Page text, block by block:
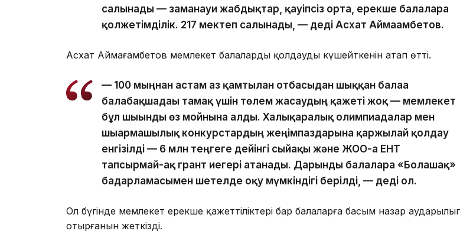
салынады — заманауи жабдықтар, қауіпсіз орта, ерекше балаларға
қолжетімділік. 217 мектеп салынады, — деді Асхат Аймағамбетов.
Асхат Аймағамбетов мемлекет балаларды қолдауды күшейткенін атап өтті.
— 100 мыңнан астам аз қамтылған отбасыдан шыққан балаға
балабақшадағы тамақ үшін төлем жасаудың қажеті жоқ — мемлекет
бұл шығынды өз мойнына алды. Халықаралық олимпиадалар мен
шығармашылық конкурстардың жеңімпаздарына қаржылай қолдау
енгізілді — 6 млн теңгеге дейінгі сыйақы және ЖОО-ға ЕНТ
тапсырмай-ақ грант иегері атанады. Дарынды балаларға «Болашақ»
бағдарламасымен шетелде оқу мүмкіндігі берілді, — деді ол.
Ол бүгінде мемлекет ерекше қажеттіліктері бар балаларға басым назар
отырғанын жеткізді.